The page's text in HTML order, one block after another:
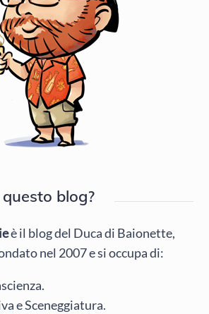
blog?
è il blog del Duca di Baionette,
nel 2007 e si occupa di:
e Sceneggiatura.